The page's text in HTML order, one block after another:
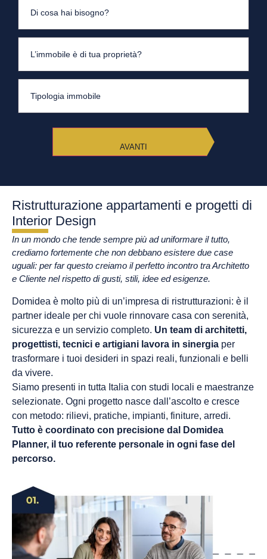
cosa
bisogno?
*L’immobile
tua
proprietà?
Tipologia
immobile
*
Ristrutturazione appartamenti e progetti di
Interior Design
In un mondo che tende sempre più ad uniformare il tutto,
crediamo fortemente che non debbano esistere due case
uguali: per far questo creiamo il perfetto incontro tra Architetto
e Cliente nel rispetto di gusti, stili, idee ed esigenze.
Domidea è molto più di un’impresa di ristrutturazioni: è il
partner ideale per chi vuole rinnovare casa con serenità,
sicurezza e un servizio completo. Un team di architetti,
progettisti, tecnici e artigiani lavora in sinergia per
trasformare i tuoi desideri in spazi reali, funzionali e belli
da vivere.
Siamo presenti in tutta Italia con studi locali e maestranze
selezionate. Ogni progetto nasce dall’ascolto e cresce
con metodo: rilievi, pratiche, impianti, finiture, arredi.
Tutto è coordinato con precisione dal Domidea
Planner, il tuo referente personale in ogni fase del
percorso.